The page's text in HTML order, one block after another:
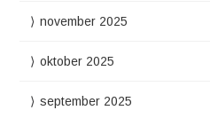
november 2025
oktober 2025
september 2025